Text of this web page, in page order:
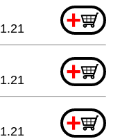
+
1.21
+
1.21
+
1.21